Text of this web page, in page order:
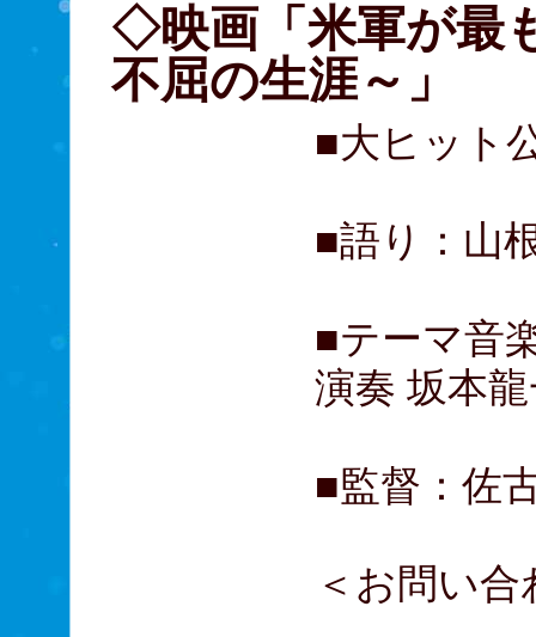
◇映画「米軍が最
不屈の生涯～」
■大ヒット
■語り：山
■テーマ音
演奏 坂本
■監督：佐
＜お問い